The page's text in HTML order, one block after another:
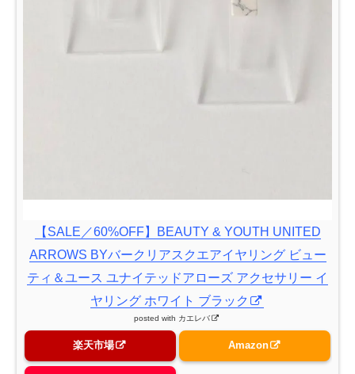
【SALE／60%OFF】BEAUTY & YOUTH UNITED
ARROWS BYバークリアスクエアイヤリング ビュー
ティ＆ユース ユナイテッドアローズ アクセサリー イ
ヤリング ホワイト ブラック
posted with カエレバ
楽天市場 Amazon